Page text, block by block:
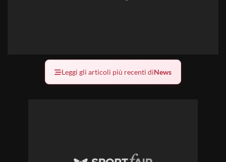
Leggi gli articoli più recenti diNews